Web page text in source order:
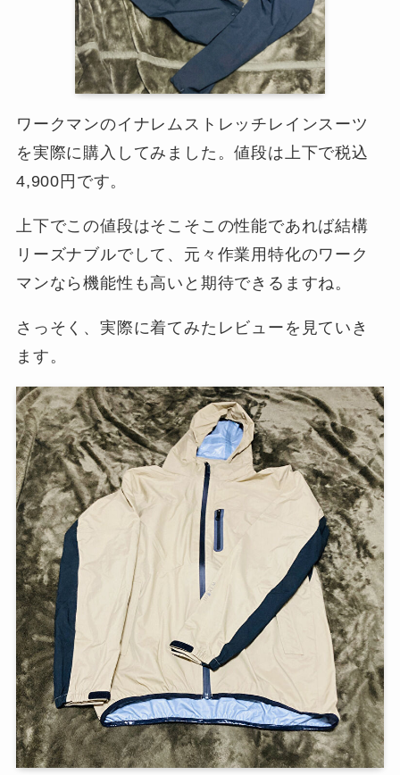
ワークマンのイナレムストレッチレインスーツ
を実際に購入してみました。値段は上下で税込
4,900円です。
上下でこの値段はそこそこの性能であれば結構
リーズナブルでして、元々作業用特化のワーク
マンなら機能性も高いと期待できるますね。
さっそく、実際に着てみたレビューを見ていき
ます。